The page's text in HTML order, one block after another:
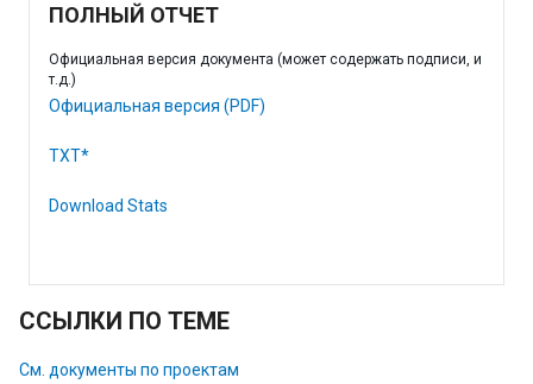
ПОЛНЫЙ ОТЧЕТ
Официальная версия документа (может содержать подписи, и
т.д.)
Официальная версия (PDF)
TXT*
Download Stats
ССЫЛКИ ПО ТЕМЕ
См. документы по проектам